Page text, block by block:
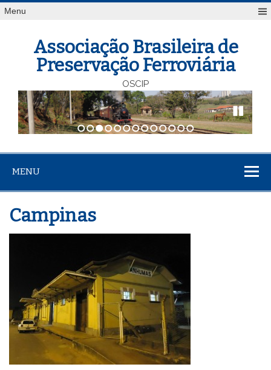
Menu
Associação Brasileira de
Preservação Ferroviária
OSCIP
1 2 3 4 5 6 7 8 910111213
MENU
Campinas